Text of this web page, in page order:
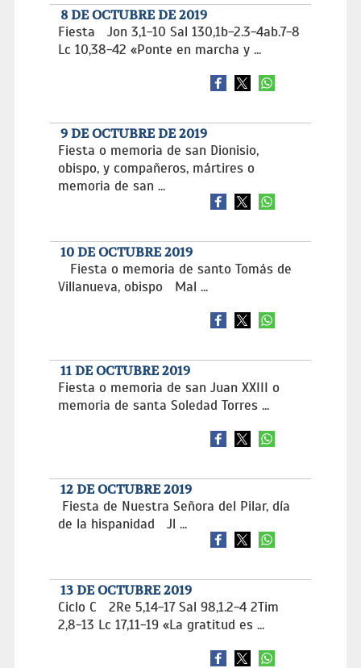
8 DE OCTUBRE DE 2019
Fiesta Jon 3,1-10 Sal 130,1b-2.3-4ab.7-8
Lc 10,38-42 «Ponte en marcha y ...
9 DE OCTUBRE DE 2019
Fiesta o memoria de san Dionisio,
obispo, y compañeros, mártires o
memoria de san ...
10 DE OCTUBRE 2019
Fiesta o memoria de santo Tomás de
Villanueva, obispo Mal ...
11 DE OCTUBRE 2019
Fiesta o memoria de san Juan XXIII o
memoria de santa Soledad Torres ...
12 DE OCTUBRE 2019
Fiesta de Nuestra Señora del Pilar, día
de la hispanidad Jl ...
13 DE OCTUBRE 2019
Ciclo C 2Re 5,14-17 Sal 98,1.2-4 2Tim
2,8-13 Lc 17,11-19 «La gratitud es ...